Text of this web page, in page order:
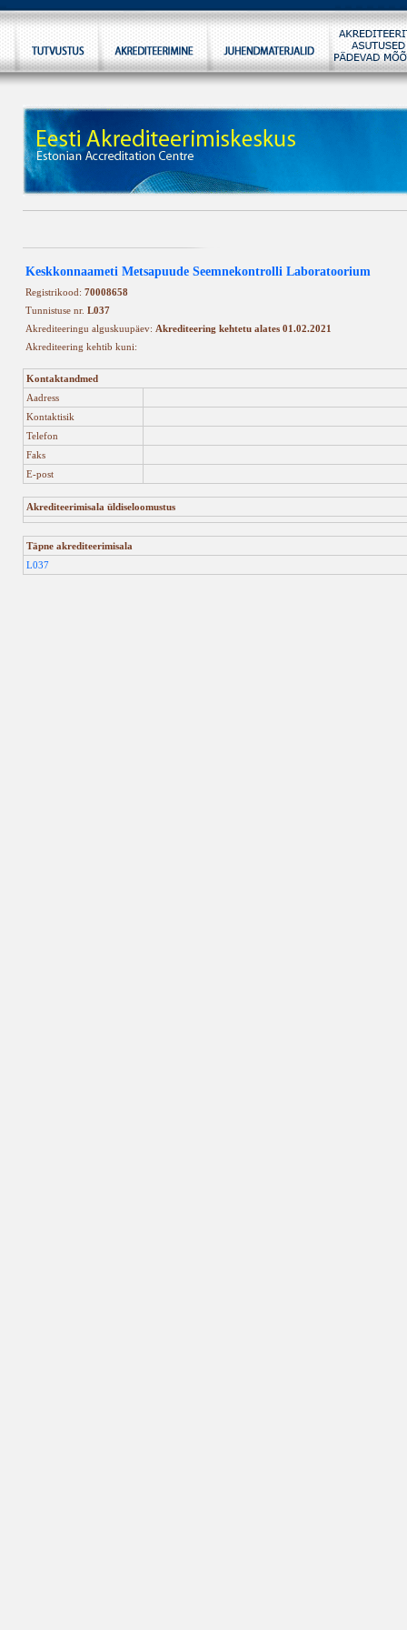
Keskkonnaameti Metsapuude Seemnekontrolli Laboratoorium
Registrikood: 70008658
Tunnistuse nr. L037
Akrediteeringu alguskuupäev: Akrediteering kehtetu alates 01.02.2021
Akrediteering kehtib kuni:
Kontaktandmed
Aadress
Kontaktisik
Telefon
Faks
E-post
Akrediteerimisala üldiseloomustus
Täpne akrediteerimisala
L037